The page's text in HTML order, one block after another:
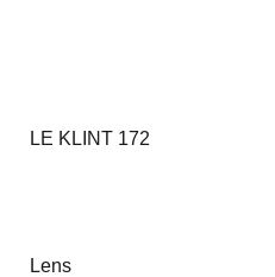
LE KLINT 172
Lens